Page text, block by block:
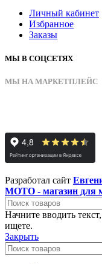
Личный кабинет
Избранное
Заказы
МЫ В СОЦСЕТЯХ
МЫ НА МАРКЕТПЛЕЙС
Разработал сайт
МОТО - магазин для
Начните вводить
ищете.
Закрыть